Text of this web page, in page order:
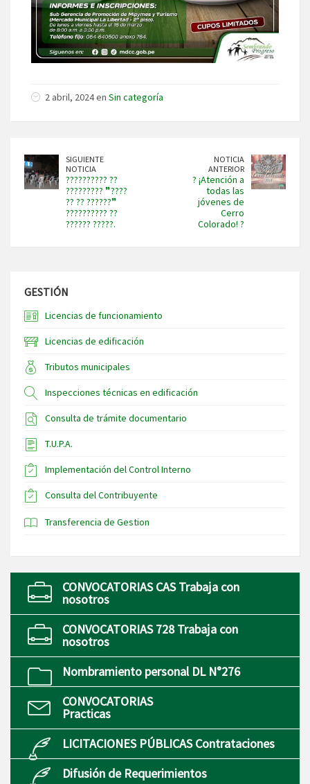
2 abril, 2024 en Sin categoría
SIGUIENTE
NOTICIA
?????????? ??
????????? ❞????
?? ?? ??????❞
?????????? ??
?????? ?????.
NOTICIA
ANTERIOR
? ¡Atención a
todas las
jóvenes de
Cerro
Colorado! ?
GESTIÓN
Licencias de funcionamiento
Licencias de edificación
Tributos municipales
Inspecciones técnicas en edificación
Consulta de trámite documentario
T.U.P.A.
Implementación del Control Interno
Consulta del Contribuyente
Transferencia de Gestion
CONVOCATORIAS CAS Trabaja con
nosotros
CONVOCATORIAS 728 Trabaja con
nosotros
Nombramiento personal DL N°276
CONVOCATORIAS
Practicas
LICITACIONES PÚBLICAS Contrataciones
Difusión de Requerimientos